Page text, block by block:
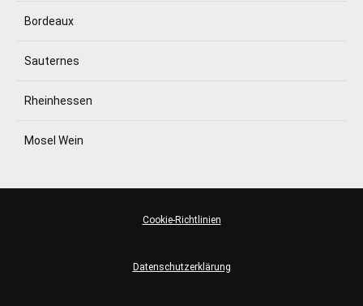
Bordeaux
Sauternes
Rheinhessen
Mosel Wein
Datenschutzerklärung
Cookie-Richtlinien